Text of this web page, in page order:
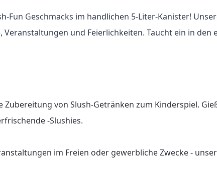
Fun Geschmacks im handlichen 5-Liter-Kanister!
und Feierlichkeiten. Taucht ein in
von Slush-Getränken zum Kinderspiel.
-Slushies.
im Freien oder gewerbliche Zwecke -